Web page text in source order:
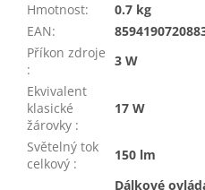
Hmotnost:
0.7 kg
EAN:
Příkon zdroje
:
3 W
Ekvivalent
klasické
žárovky :
17 W
Světelný tok
celkový :
150 lm
Dálkové